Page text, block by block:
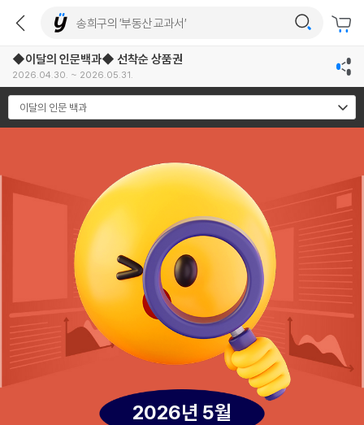
◆이달의 인문백과◆ 선착순 상품권
2026.04.30. ~ 2026.05.31.
2026년 5월